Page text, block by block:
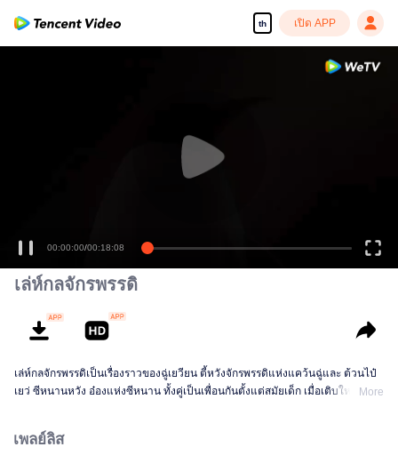
th เปิด APP
00:00:00/00:18:08
เล่ห์กลจักรพรรดิ
เล่ห์กลจักรพรรดิเป็นเรื่องราวของฉู่เยวียน ตี้หวังจักรพรรดิแห่งแคว้นฉู่และ ต้วนไป๋
เยว่ ซีหนานหวัง อ๋องแห่งซีหนาน ทั้งคู่เป็นเพื่อนกันตั้งแต่สมัยเด็ก เมื่อเติบใหญ่ต้วน
ราชย์แทนองค์ชายใหญ่ ซึ่งสิ่งนี้ทำให้ตระกูลหลิวญาติฝั่งไทเฮาซึ่งเป็นพระมารดา
More
เพลย์ลิส